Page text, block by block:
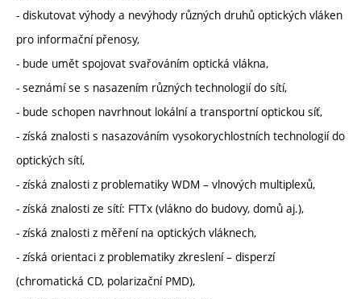
- diskutovat výhody a nevýhody různých druhů optických vláken
pro informační přenosy,
- bude umět spojovat svařováním optická vlákna,
- seznámí se s nasazením různých technologií do sítí,
- bude schopen navrhnout lokální a transportní optickou síť,
- získá znalosti s nasazováním vysokorychlostních technologií do
optických sítí,
- získá znalosti z problematiky WDM – vlnových multiplexů,
- získá znalosti ze sítí: FTTx (vlákno do budovy, domů aj.),
- získá znalosti z měření na optických vláknech,
- získá orientaci z problematiky zkreslení – disperzí
(chromatická CD, polarizační PMD),